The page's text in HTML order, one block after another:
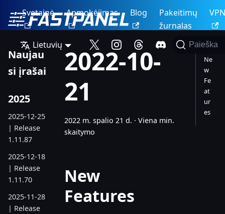
Svetainė Apmokėjimas Blog
Pakeitimų
žurnalas
VPN
Lietuvių Paieška
Naujau
si įrašai
2025
2025-12-25
| Release
1.11.87
2025-12-18
| Release
1.11.70
2025-11-28
| Release
2022-10-
21
2022 m. spalio 21 d. · Viena min.
skaitymo
New
Features
Ne
w
Fe
at
ur
es